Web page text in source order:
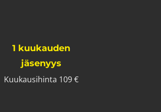
1 kuukauden
jäsenyys
Kuukausihinta 109 €